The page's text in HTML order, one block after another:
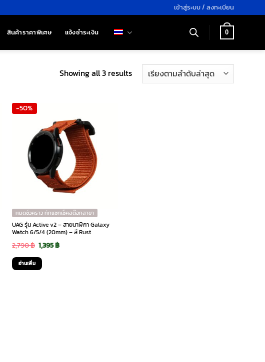
เข้าสู่ระบบ / ลงทะเบียน
สินค้าราคาพิเศษ แจ้งชำระเงิน 0
Showing all 3 resultsSorted
-50%
หมดชั่วคราว ทักแชทเช็คสต๊อกสาขา
UAG รุ่น Active v2 – สายนาฬิกา Galaxy
Watch 6/5/4 (20mm) – สี Rust
2,790฿ Original
price
was:
1,395฿Current
อ่านเพิ่ม